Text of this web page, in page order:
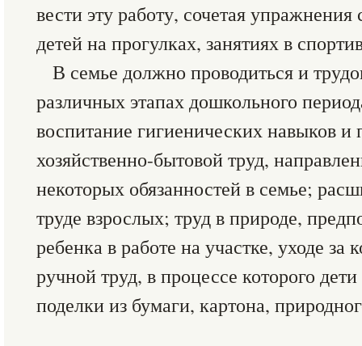
вести эту работу, сочетая
детей на прогулках, занятиях в
В семье должно проводиться и
различных этапах дошкольного
воспитание гигиенических навыков и
хозяйственно-бытовой труд,
некоторых обязанностей в семье;
труде взрослых; труд в природе,
ребенка в работе на участке, уходе
ручной труд, в процессе которого дети
поделки из бумаги, картона,